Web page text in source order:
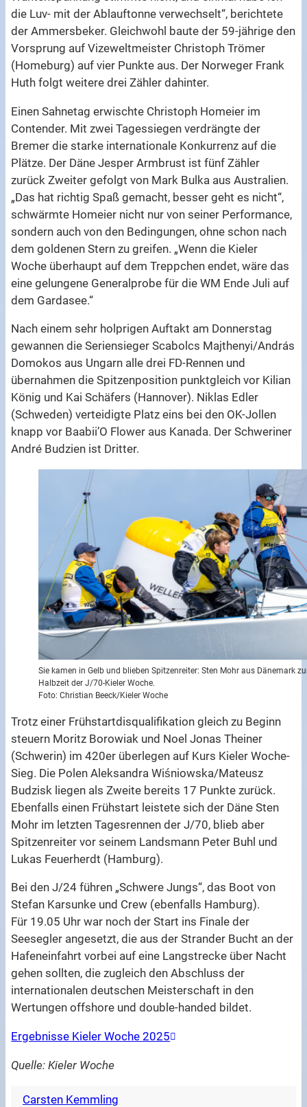
die Luv- mit der Ablauftonne verwechselt“, berichtete
der Ammersbeker. Gleichwohl baute der 59-jährige den
Vorsprung auf Vizeweltmeister Christoph Trömer
(Homeburg) auf vier Punkte aus. Der Norweger Frank
Huth folgt weitere drei Zähler dahinter.
Einen Sahnetag erwischte Christoph Homeier im
Contender. Mit zwei Tagessiegen verdrängte der
Bremer die starke internationale Konkurrenz auf die
Plätze. Der Däne Jesper Armbrust ist fünf Zähler
zurück Zweiter gefolgt von Mark Bulka aus Australien.
„Das hat richtig Spaß gemacht, besser geht es nicht“,
schwärmte Homeier nicht nur von seiner Performance,
sondern auch von den Bedingungen, ohne schon nach
dem goldenen Stern zu greifen. „Wenn die Kieler
Woche überhaupt auf dem Treppchen endet, wäre das
eine gelungene Generalprobe für die WM Ende Juli auf
dem Gardasee.“
Nach einem sehr holprigen Auftakt am Donnerstag
gewannen die Seriensieger Scabolcs Majthenyi/András
Domokos aus Ungarn alle drei FD-Rennen und
übernahmen die Spitzenposition punktgleich vor Kilian
König und Kai Schäfers (Hannover). Niklas Edler
(Schweden) verteidigte Platz eins bei den OK-Jollen
knapp vor Baabii’O Flower aus Kanada. Der Schweriner
André Budzien ist Dritter.
Sie kamen in Gelb und blieben Spitzenreiter: Sten Mohr aus Dänemark
Halbzeit der J/70-Kieler Woche.
Foto: Christian Beeck/Kieler Woche
Trotz einer Frühstartdisqualifikation gleich zu Beginn
steuern Moritz Borowiak und Noel Jonas Theiner
(Schwerin) im 420er überlegen auf Kurs Kieler Woche-
Sieg. Die Polen Aleksandra Wiśniowska/Mateusz
Budzisk liegen als Zweite bereits 17 Punkte zurück.
Ebenfalls einen Frühstart leistete sich der Däne Sten
Mohr im letzten Tagesrennen der J/70, blieb aber
Spitzenreiter vor seinem Landsmann Peter Buhl und
Lukas Feuerherdt (Hamburg).
Bei den J/24 führen „Schwere Jungs“, das Boot von
Stefan Karsunke und Crew (ebenfalls Hamburg).
Für 19.05 Uhr war noch der Start ins Finale der
Seesegler angesetzt, die aus der Strander Bucht an der
Hafeneinfahrt vorbei auf eine Langstrecke über Nacht
gehen sollten, die zugleich den Abschluss der
internationalen deutschen Meisterschaft in den
Wertungen offshore und double-handed bildet.
Ergebnisse Kieler Woche 2025
Quelle: Kieler Woche
Carsten Kemmling